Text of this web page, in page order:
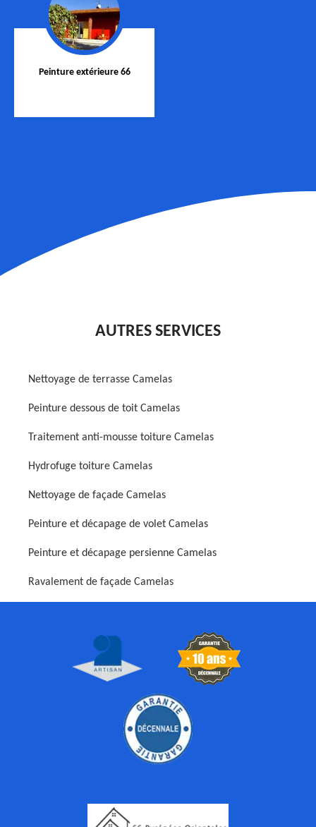
Peinture extérieure 66
AUTRES SERVICES
Nettoyage de terrasse Camelas
Peinture dessous de toit Camelas
Traitement anti-mousse toiture Camelas
Hydrofuge toiture Camelas
Nettoyage de façade Camelas
Peinture et décapage de volet Camelas
Peinture et décapage persienne Camelas
Ravalement de façade Camelas